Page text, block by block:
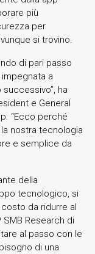
più
per
si trovino.
di pari passo
a
ha
e General
“Ecco perché
nostra tecnologia
e semplice da
della
tecnologico, si
da ridurre al
SMB Research di
al passo con le
di una